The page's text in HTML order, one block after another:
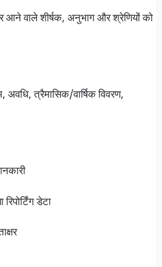
वाले शीर्षक, अनुभाग और श्रेणियों को
त्रैमासिक/वार्षिक विवरण,
डेटा